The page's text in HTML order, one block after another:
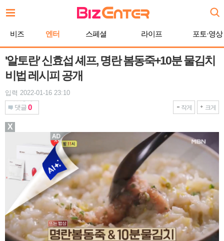
문
비즈 엔터 스페셜 라이프 포토·영상
'알토란' 신효섭 셰프, 명란 봄동죽+10분 물김치
비법 레시피 공개
입력 2022-01-16 23:10
댓글 0 작게 크게
X